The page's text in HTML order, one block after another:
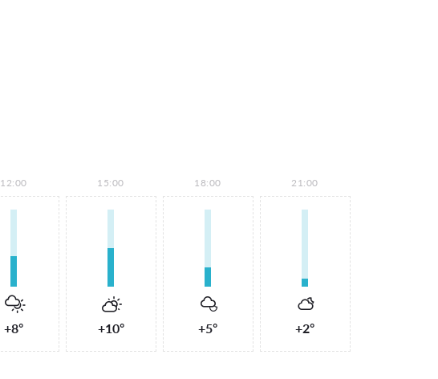
12:00
+8°
15:00
+10°
18:00
+5°
21:00
+2°